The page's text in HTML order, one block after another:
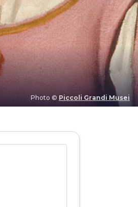
Photo © Piccoli Grandi Musei